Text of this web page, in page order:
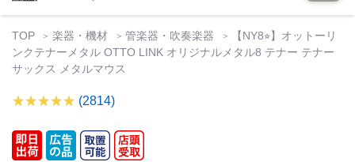
TOP 楽器・機材 管楽器・吹奏楽器
【NY8⭐︎】オットーリ
ンクテナーメタル OTTO LINK オリジナルメタル8 テナー テナー
サックス メタルマウス
(2814)